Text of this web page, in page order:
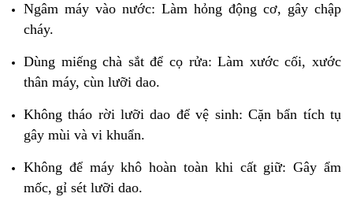
Ngâm máy vào nước: Làm hỏng động cơ, gây chập
cháy.
Dùng miếng chà sắt để cọ rửa: Làm xước cối, xước
thân máy, cùn lưỡi dao.
Không tháo rời lưỡi dao để vệ sinh: Cặn bẩn tích tụ
gây mùi và vi khuẩn.
Không để máy khô hoàn toàn khi cất giữ: Gây ẩm
mốc, gỉ sét lưỡi dao.